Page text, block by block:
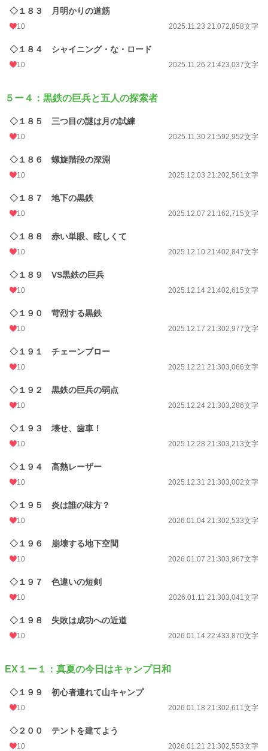
◇１８３ 月明かりの道筋
10 2025.11.23 21:072,858文字
◇１８４ シャイニング・な・ロード
10 2025.11.26 21:423,037文字
５ー４：黒鉄の巨兵と五人の探索者
◇１８５ 三つ目の謎は月の試練
10 2025.11.30 21:592,952文字
◇１８６ 螺旋階段の深淵
10 2025.12.03 21:202,561文字
◇１８７ 地下の黒鉄
10 2025.12.07 21:162,715文字
◇１８８ 赤い単眼、眩しくて
10 2025.12.10 21:402,847文字
◇１８９ VS黒鉄の巨兵
10 2025.12.14 21:402,615文字
◇１９０ 苛烈する黒鉄
10 2025.12.17 21:302,977文字
◇１９１ チェーンブロー
10 2025.12.21 21:303,066文字
◇１９２ 黒鉄の巨兵の弱点
10 2025.12.24 21:303,286文字
◇１９３ 壊せ、歯車！
10 2025.12.28 21:303,213文字
◇１９４ 高熱レーザー
10 2025.12.31 21:303,002文字
◇１９５ 炎は誰の味方？
10 2026.01.04 21:302,533文字
◇１９６ 崩壊する地下空間
10 2026.01.07 21:303,967文字
◇１９７ 色違いの短剣
10 2026.01.11 21:303,041文字
◇１９８ 失敗は成功への近道
10 2026.01.14 22:433,870文字
EX１ー１：真夏の今日はキャンプ日和
◇１９９ 初心者連れて山キャンプ
10 2026.01.18 21:302,611文字
◇２００ テントを建てよう
10 2026.01.21 21:302,553文字